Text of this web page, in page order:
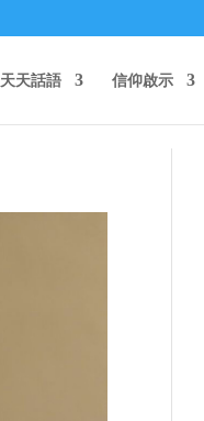
天天話語 信仰啟示